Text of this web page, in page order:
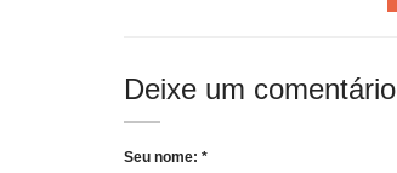
Deixe um comentário
Seu nome: *